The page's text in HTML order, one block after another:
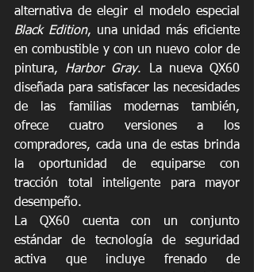
Black Edition, una unidad más eficiente
en combustible y con un nuevo color de
pintura, Harbor Gray. La nueva QX60
diseñada para satisfacer las necesidades
de las familias modernas también,
ofrece cuatro versiones a los
compradores, cada una de estas brinda
la oportunidad de equiparse con
tracción total inteligente para mayor
desempeño.
La QX60 cuenta con un conjunto
estándar de tecnología de seguridad
activa que incluye frenado de